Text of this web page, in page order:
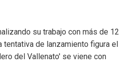
su trabajo con más de 12
tentativa de lanzamiento figura el
del Vallenato' se viene con